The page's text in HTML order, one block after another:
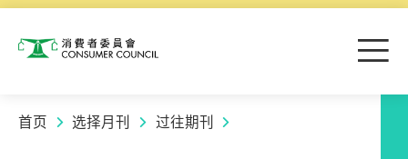
消费者委员会 目
首页 选择月刊 过往期刊